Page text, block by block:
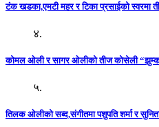
टंक खडका,एमटी महर र टिका प्रसाईको स्वरमा
४.
कोमल ओली र सागर ओलीको तीज कोसेली
५.
तिलक ओलीको सब्द,संगीतमा पशुपति शर्मा र